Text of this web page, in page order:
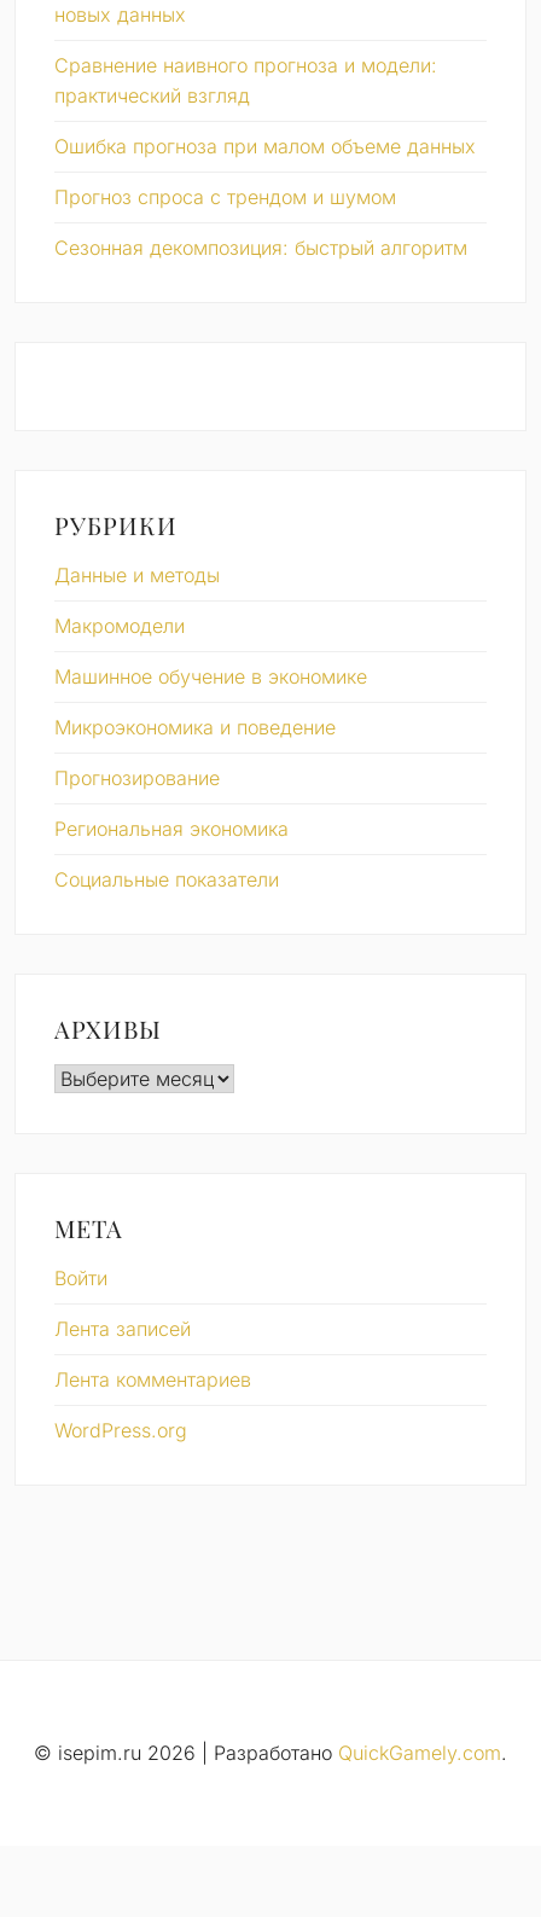
новых данных
Сравнение наивного прогноза и модели:
практический взгляд
Ошибка прогноза при малом объеме данных
Прогноз спроса с трендом и шумом
Сезонная декомпозиция: быстрый алгоритм
РУБРИКИ
Данные и методы
Макромодели
Машинное обучение в экономике
Микроэкономика и поведение
Прогнозирование
Региональная экономика
Социальные показатели
АРХИВЫ
Архивы
МЕТА
Войти
Лента записей
Лента комментариев
WordPress.org
© isepim.ru 2026 Разработано QuickGamely.com.